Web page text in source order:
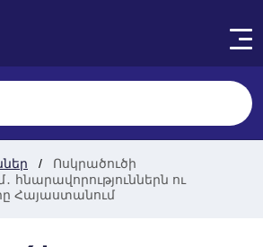
Ոսկրածուծի
ու
Հայաստանում